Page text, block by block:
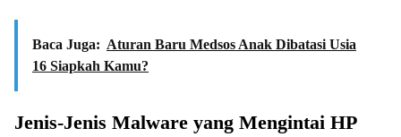
Baca Juga: Aturan Baru Medsos Anak Dibatasi Usia
16 Siapkah Kamu?
Jenis-Jenis Malware yang Mengintai HP